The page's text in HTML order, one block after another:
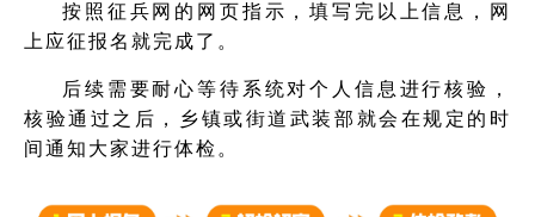
按照征兵网的网页指示，填写完以上信息，网
上应征报名就完成了。
后续需要耐心等待系统对个人信息进行核验，
核验通过之后，乡镇或街道武装部就会在规定的时
间通知大家进行体检。